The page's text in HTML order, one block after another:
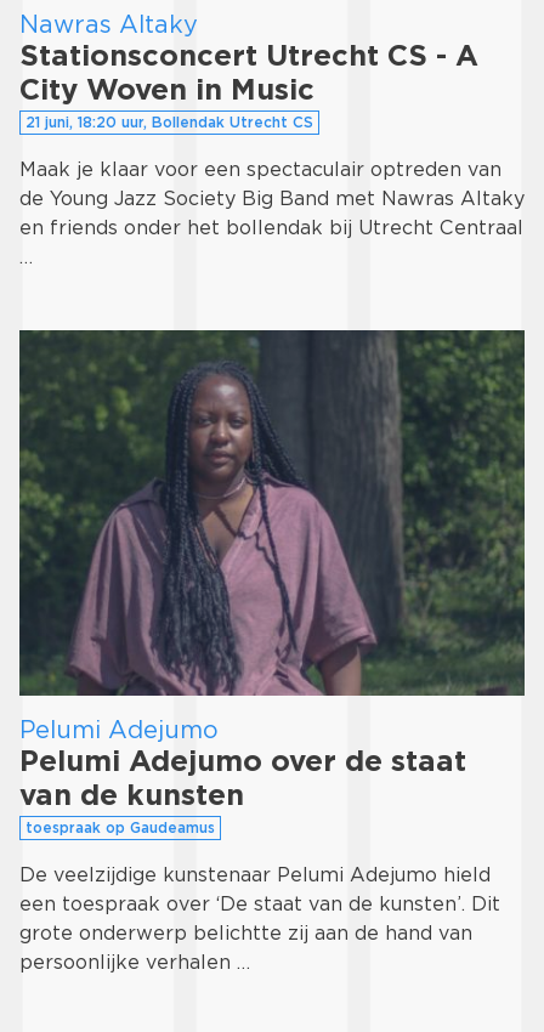
Nawras Altaky
Stationsconcert Utrecht CS - A
City Woven in Music
21 juni, 18:20 uur, Bollendak Utrecht CS
Maak je klaar voor een spectaculair optreden van
de Young Jazz Society Big Band met Nawras Altaky
en friends onder het bollendak bij Utrecht Centraal
…
Pelumi Adejumo
Pelumi Adejumo over de staat
van de kunsten
toespraak op Gaudeamus
De veelzijdige kunstenaar Pelumi Adejumo hield
een toespraak over ‘De staat van de kunsten’. Dit
grote onderwerp belichtte zij aan de hand van
persoonlijke verhalen …